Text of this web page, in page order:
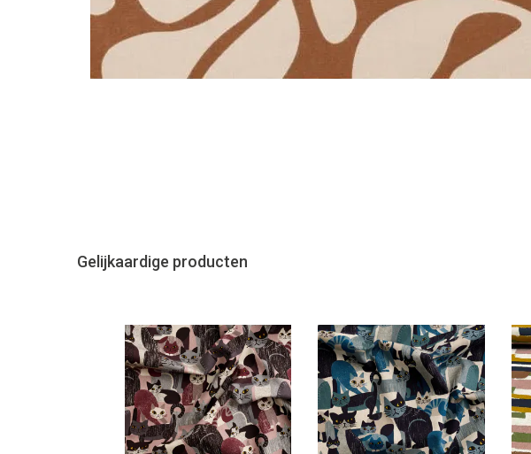
Gelijkaardige producten